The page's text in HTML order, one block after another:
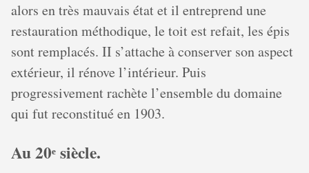
alors en très mauvais état et il entreprend une
restauration méthodique, le toit est refait, les épis
sont remplacés. II s’attache à conserver son aspect
extérieur, il rénove l’intérieur. Puis
progressivement rachète l’ensemble du domaine
qui fut reconstitué en 1903.
Au 20ᵉ siècle.